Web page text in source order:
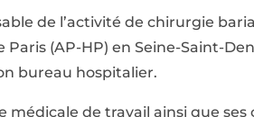
de l’activité de chirurgie
(AP-HP) en Seine-Saint-
bureau hospitalier.
médicale de travail ainsi que